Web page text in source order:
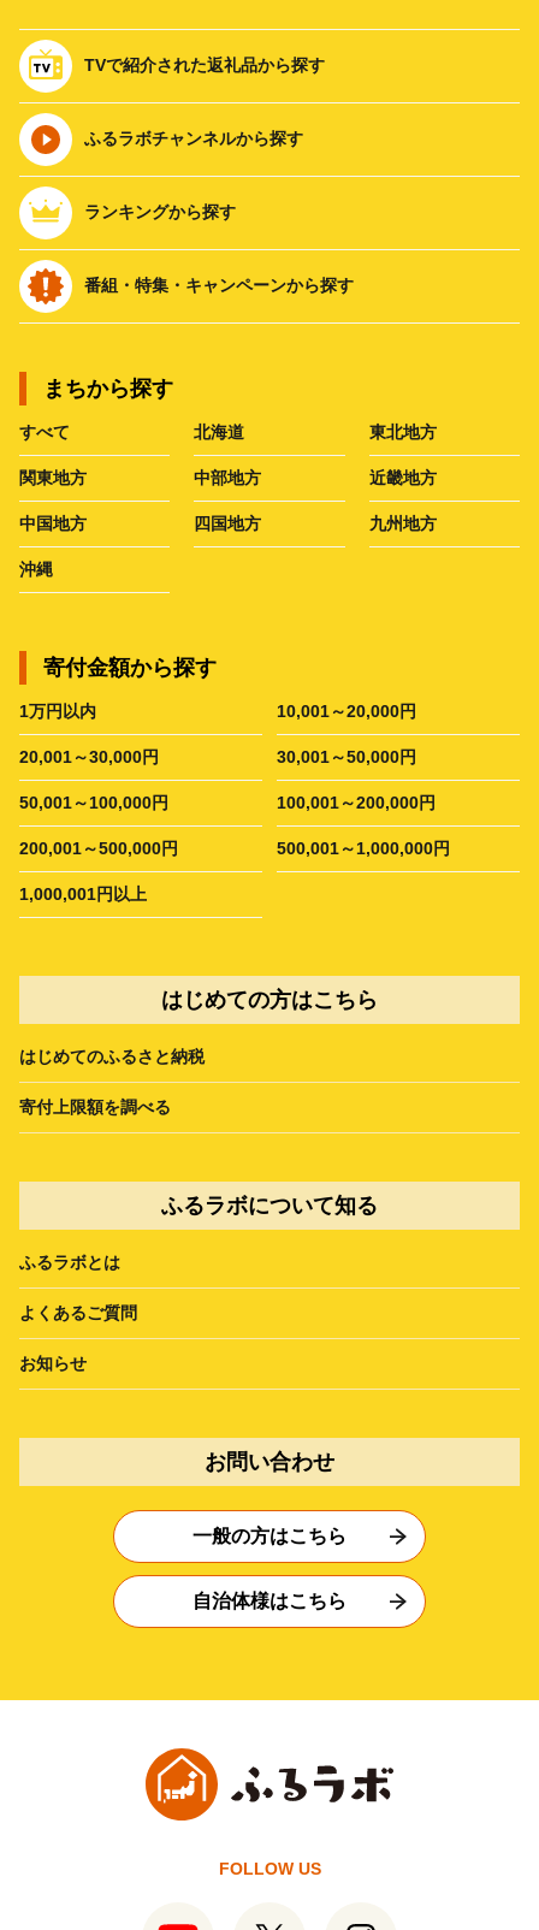
TVで紹介された返礼品から探す
ふるラボチャンネルから探す
ランキングから探す
番組・特集・キャンペーンから探す
まちから探す
すべて 北海道 東北地方
関東地方 中部地方 近畿地方
中国地方 四国地方 九州地方
沖縄
寄付金額から探す
1万円以内 10,001～20,000円
20,001～30,000円 30,001～50,000円
50,001～100,000円 100,001～200,000円
200,001～500,000円 500,001～1,000,000円
1,000,001円以上
はじめての方はこちら
はじめてのふるさと納税
寄付上限額を調べる
ふるラボについて知る
ふるラボとは
よくあるご質問
お知らせ
お問い合わせ
一般の方はこちら
自治体様はこちら
FOLLOW US